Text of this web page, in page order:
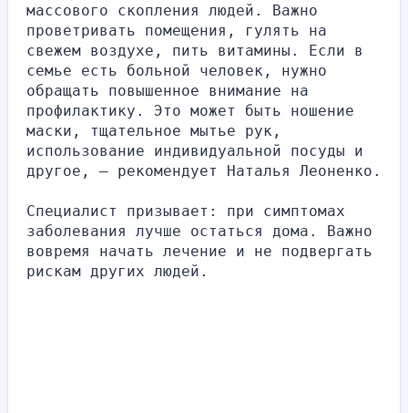
массового скопления людей. Важно
проветривать помещения, гулять на
свежем воздухе, пить витамины. Если в
семье есть больной человек, нужно
обращать повышенное внимание на
профилактику. Это может быть ношение
маски, тщательное мытье рук,
использование индивидуальной посуды и
другое, — рекомендует Наталья Леоненко.
Специалист призывает: при симптомах
заболевания лучше остаться дома. Важно
вовремя начать лечение и не подвергать
рискам других людей.